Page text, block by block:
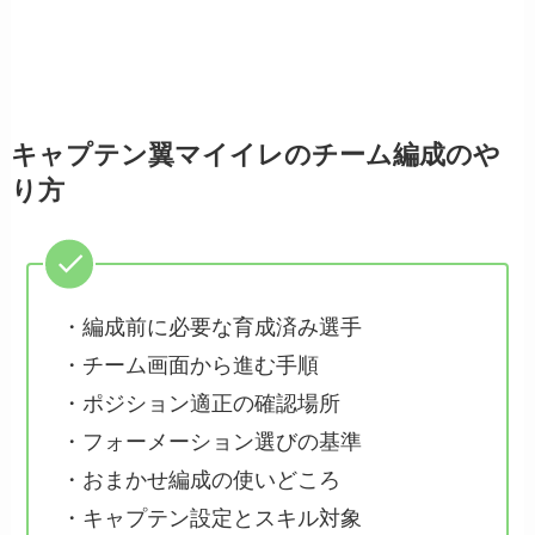
キャプテン翼マイイレのチーム編成のや
り方
・編成前に必要な育成済み選手
・チーム画面から進む手順
・ポジション適正の確認場所
・フォーメーション選びの基準
・おまかせ編成の使いどころ
・キャプテン設定とスキル対象